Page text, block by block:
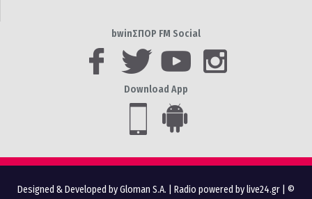
bwinΣΠΟΡ FM Social
Download App
Designed & Developed by Gloman S.A. Radio powered by live24.gr | ©